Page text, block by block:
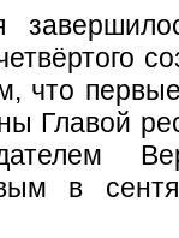
что
Главой
в